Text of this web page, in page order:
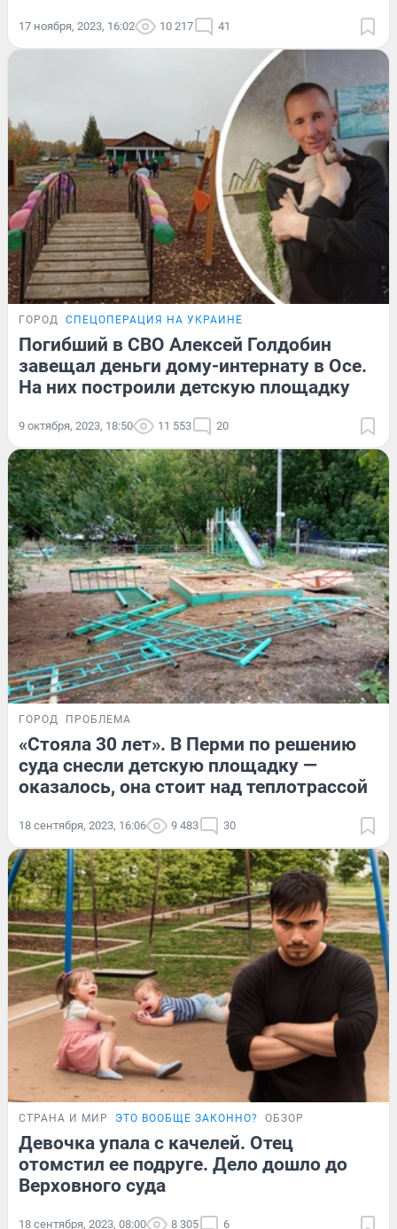
17 ноября, 2023, 16:02 10 217 41
ГОРОД СПЕЦОПЕРАЦИЯ НА УКРАИНЕ
Погибший в СВО Алексей Голдобин
завещал деньги дому-интернату в Осе.
На них построили детскую площадку
9 октября, 2023, 18:50 11 553 20
ГОРОД ПРОБЛЕМА
«Стояла 30 лет». В Перми по решению
суда снесли детскую площадку —
оказалось, она стоит над теплотрассой
18 сентября, 2023, 16:06 9 483 30
СТРАНА И МИР ЭТО ВООБЩЕ ЗАКОННО? ОБЗОР
Девочка упала с качелей. Отец
отомстил ее подруге. Дело дошло до
Верховного суда
18 сентября, 2023, 08:00 8 305 6